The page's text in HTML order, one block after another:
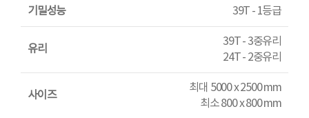
기밀성능 39T - 1등급
유리
39T - 3중유리
24T - 2중유리
사이즈
최대 5000 x 2500 mm
최소 800 x 800 mm